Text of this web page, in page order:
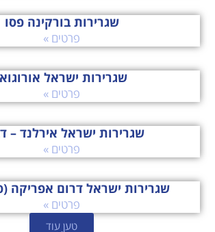
שגרירות בורקינה פסו
פרטים »
שגרירות ישראל
פרטים »
שגרירות ישראל אירלנד –
פרטים »
שגרירות ישראל דרום אפריקה
פרטים »
טען עוד